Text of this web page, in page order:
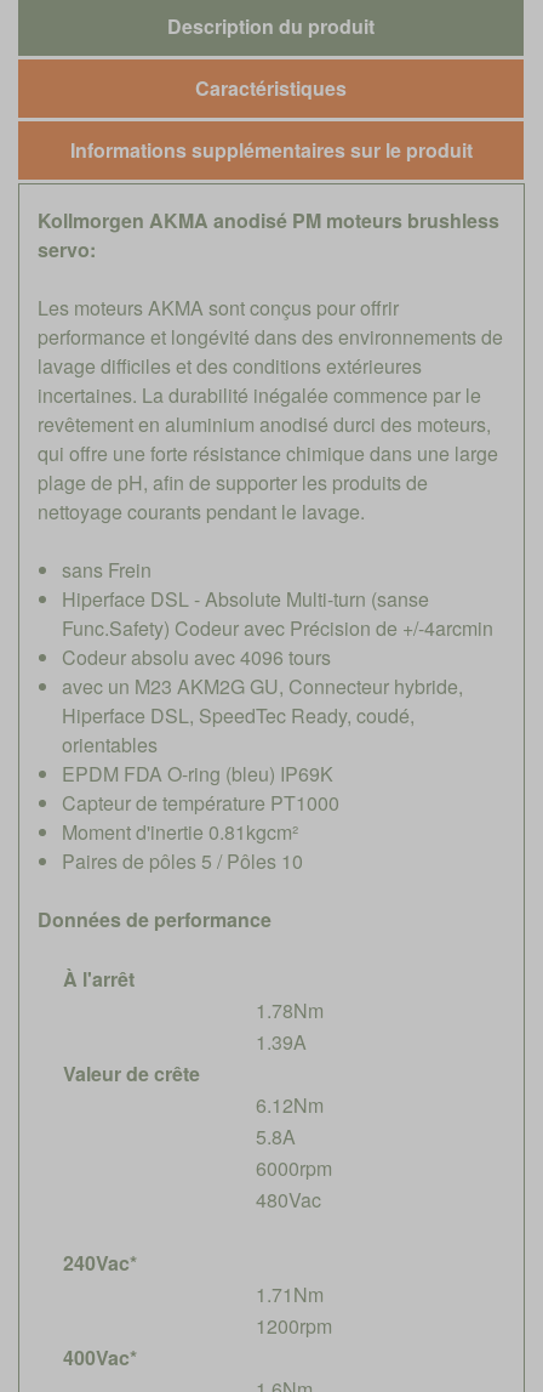
Description du produit
Caractéristiques
Informations supplémentaires sur le produit
Kollmorgen AKMA anodisé PM moteurs brushless
servo:
Les moteurs AKMA sont conçus pour offrir
performance et longévité dans des environnements de
lavage difficiles et des conditions extérieures
incertaines. La durabilité inégalée commence par le
revêtement en aluminium anodisé durci des moteurs,
qui offre une forte résistance chimique dans une large
plage de pH, afin de supporter les produits de
nettoyage courants pendant le lavage.
sans Frein
Hiperface DSL - Absolute Multi-turn (sanse
Func.Safety) Codeur avec Précision de +/-4arcmin
Codeur absolu avec 4096 tours
avec un M23 AKM2G GU, Connecteur hybride,
Hiperface DSL, SpeedTec Ready, coudé,
orientables
EPDM FDA O-ring (bleu) IP69K
Capteur de température PT1000
Moment d'inertie 0.81kgcm²
Paires de pôles 5 / Pôles 10
Données de performance
À l'arrêt
1.78Nm
1.39A
Valeur de crête
6.12Nm
5.8A
6000rpm
480Vac
240Vac*
1.71Nm
1200rpm
400Vac*